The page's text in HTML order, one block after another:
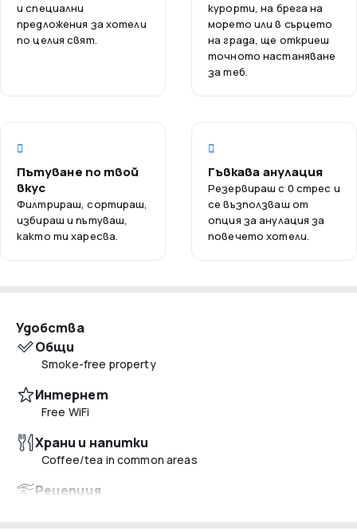
Лондон. Открийте музеи и художествени галерии,
които се намират на кратко разстояние пеша.
Благодарение на отличната транспортна връзка,
достигането до други части на града е бързо и
същевременно се наслаждавате на спокойствието и
комфорта на престоя.
и специални
предложения за хотели
по целия свят.
курорти, на брега на
морето или в сърцето
на града, ще откриеш
точното настаняване
за теб.
Пътуване по твой
вкус
Филтрираш, сортираш,
избираш и пътуваш,
както ти харесва.
Гъвкава анулация
Резервираш с 0 стрес и
се възползваш от
опция за анулация за
повечето хотели.
Удобства
Общи
Smoke-free property
Интернет
Free WiFi
Храни и напитки
Coffee/tea in common areas
Рецепция